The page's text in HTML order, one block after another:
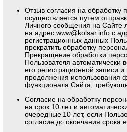
Отзыв согласия на обработку
осуществляется путем
Личного сообщения на Сайте
на адрес www@kolsar.info с
регистрационных данных
прекратить обработку
Прекращение обработки
Пользователя автоматически
его регистрационной записи
продолжения использования
функционала Сайта,
Согласие на обработку
на срок 10 лет и
очередные 10 лет, если
согласие до окончания срока